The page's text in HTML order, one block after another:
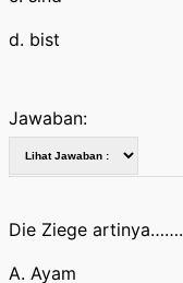
d. bist
Jawaban:
Die Ziege artinya…….
A. Ayam